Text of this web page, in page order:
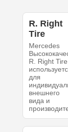
R. Right
Tire
Mercedes
R. Right Tire
для
внешнего
вида и